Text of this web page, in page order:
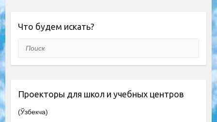
Что будем искать?
Поиск
Проекторы для школ и учебных центров
(Ўзбекча)